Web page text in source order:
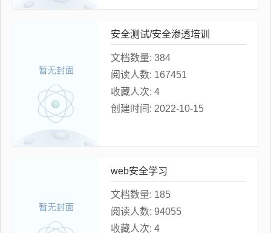
安全测试/安全渗透培训
文档数量: 384
阅读人数: 167451
收藏人次: 4
创建时间: 2022-10-15
web安全学习
文档数量: 185
阅读人数: 94055
收藏人次: 4